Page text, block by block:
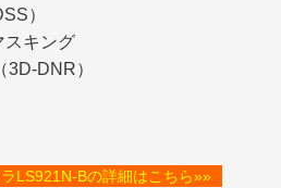
）
スキング
3D-DNR）
LS921N-Bの詳細はこちら»»